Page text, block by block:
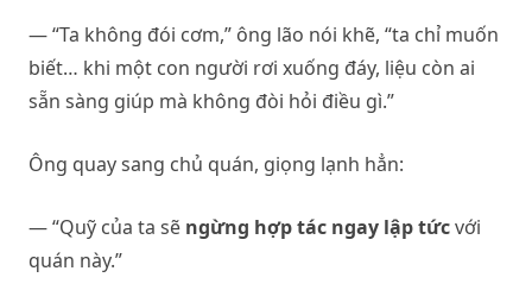
— “Ta không đói cơm,” ông lão nói khẽ, “ta chỉ muốn
biết… khi một con người rơi xuống đáy, liệu còn ai
sẵn sàng giúp mà không đòi hỏi điều gì.”
Ông quay sang chủ quán, giọng lạnh hẳn:
— “Quỹ của ta sẽ ngừng hợp tác ngay lập tứcvới
quán này.”